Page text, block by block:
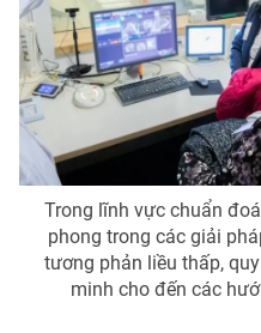
Trong lĩnh vực chuẩn
phong trong các giải
tương phản liều thấp,
minh cho đến các